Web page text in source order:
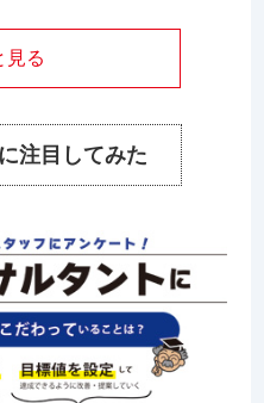
見る
注目してみた